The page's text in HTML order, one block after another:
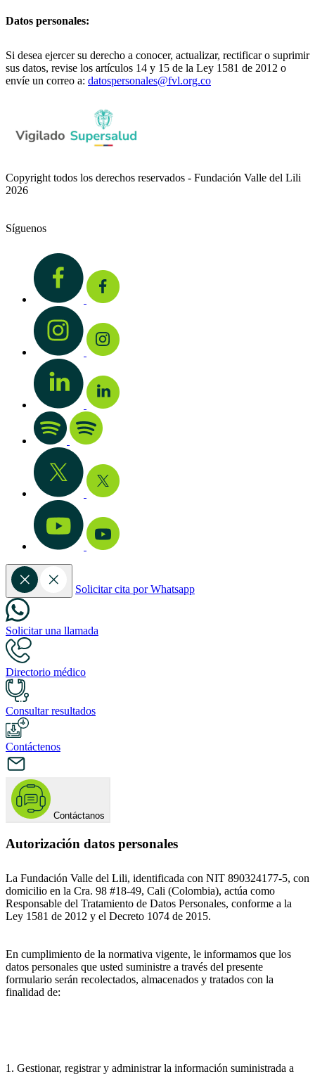
Datos personales:
Si desea ejercer su derecho a conocer, actualizar, rectificar o suprimir
sus datos, revise los artículos 14 y 15 de la Ley 1581 de 2012 o
envíe un correo a: datospersonales@fvl.org.co
Copyright todos los derechos reservados - Fundación Valle del Lili
2026
Síguenos
Solicitar cita por Whatsapp
Solicitar una llamada
Directorio médico
Consultar resultados
Contáctenos
Contáctanos
Autorización datos personales
La Fundación Valle del Lili, identificada con NIT 890324177-5, con
domicilio en la Cra. 98 #18-49, Cali (Colombia), actúa como
Responsable del Tratamiento de Datos Personales, conforme a la
Ley 1581 de 2012 y el Decreto 1074 de 2015.
En cumplimiento de la normativa vigente, le informamos que los
datos personales que usted suministre a través del presente
formulario serán recolectados, almacenados y tratados con la
finalidad de:
1. Gestionar, registrar y administrar la información suministrada a